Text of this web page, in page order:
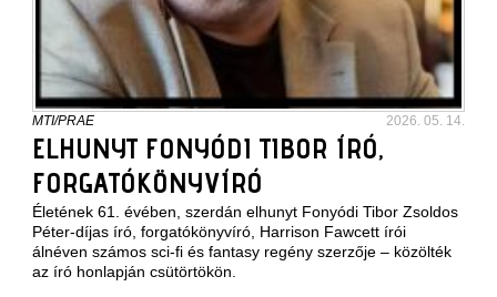
MTI/PRAE 2026. 05. 14.
ELHUNYT FONYÓDI TIBOR ÍRÓ,
FORGATÓKÖNYVÍRÓ
Életének 61. évében, szerdán elhunyt Fonyódi Tibor Zsoldos
Péter-díjas író, forgatókönyvíró, Harrison Fawcett írói
álnéven számos sci-fi és fantasy regény szerzője – közölték
az író honlapján csütörtökön.